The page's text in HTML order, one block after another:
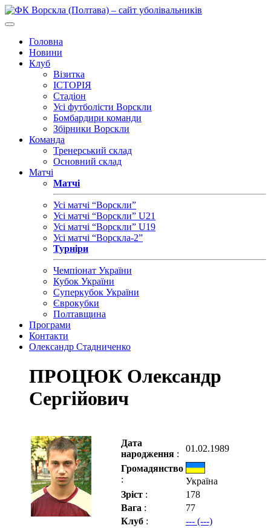
Головна
Новини
Клуб
Візитка
ІСТОРІЯ
Стадіон
Усі футболісти Ворскли
Бомбардири команди
Збірники Ворскли
Команда
Тренерський склад
Основний склад
Матчі
Матчі
Усі матчі “Ворскли”
Усі матчі “Ворскли” U21
Усі матчі “Ворскли” U19
Усі матчі “Ворскла-2”
Турніри
Чемпіонат України
Кубок України
Суперкубок України
Єврокубки
Полтавщина
Програми
Контакти
Олександр Стадниченко
ПРОЦЮК Олександр
Сергійович
Дата
народження :
01.02.1989
Громадянство
:
Україна
Зріст :
178
Вага :
77
Клуб :
--- (---)